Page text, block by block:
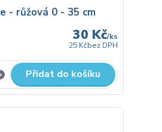
- růžová 0 - 35 cm
30 Kč/ks
25 Kčbez DPH
Přidat do košíku